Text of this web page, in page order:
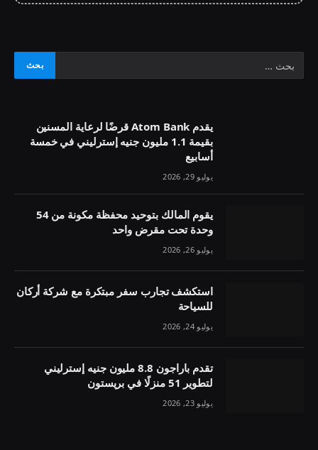
يقدم Atom Bank قرضًا لرعاية المسنين
بقيمة 1.1 مليون جنيه إسترليني في خمسة
أسابيع
يوليو 29, 2026
يقوم المالك بتوحيد محفظة مكونة من 54
وحدة تحت مقرض واحد
يوليو 26, 2026
استكشف تجارب سفر مبتكرة مع شركة أركان
للسياحة
يوليو 24, 2026
تقدم باراجون 8.8 مليون جنيه إسترليني
لتطوير 51 منزلًا في بريستون
يوليو 23, 2026